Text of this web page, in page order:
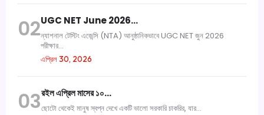
02UGC NET June 2026…
ন্যাশনাল টেস্টিং এজেন্সি (NTA) আনুষ্ঠানিকভাবে UGC NET জুন 2026
পরীক্ষার...
এপ্রিল 30, 2026
03রইল এপ্রিল মাসের ১০…
ছোটো থেকেই মানুষ স্বপ্ন দেখে একটি ভালো সরকারি চাকরির, যার...